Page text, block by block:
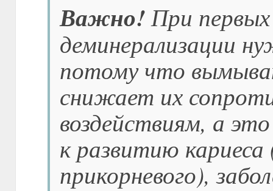
Важно!При
деминерализации
потому что
снижает их
воздействиям, а
к развитию
прикорневого),